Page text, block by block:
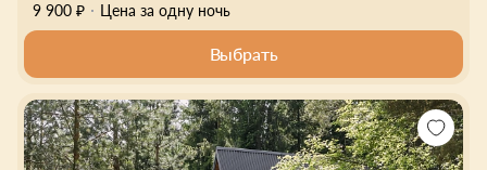
9 900 ₽
Цена за одну ночь
Выбрать